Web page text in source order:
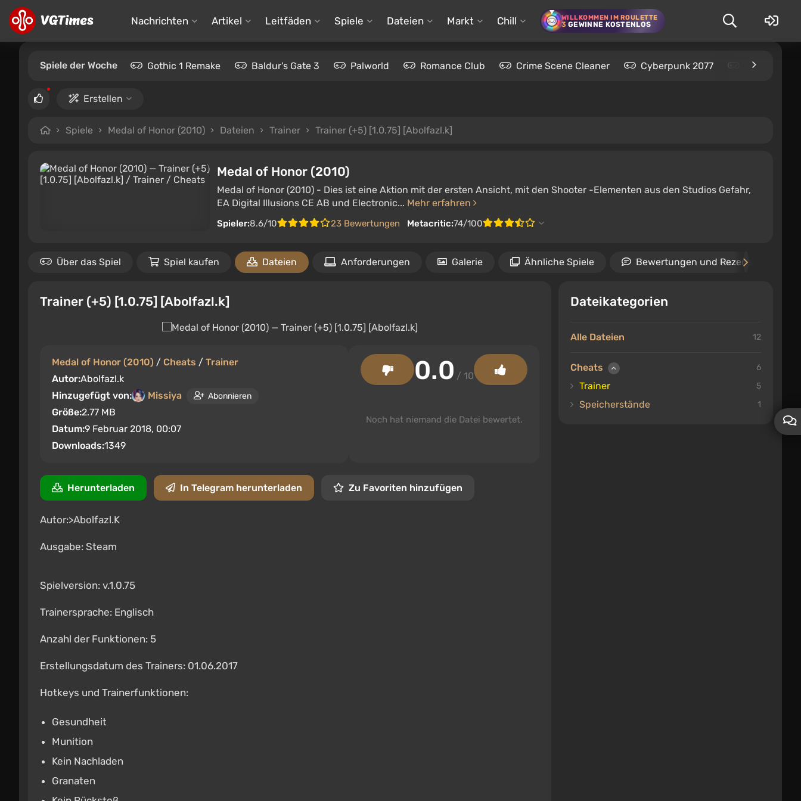
Nachrichten Artikel Leitfäden Spiele Dateien Markt Chill WILLKOMMEN IM ROULETTE
3 GEWINNE KOSTENLOS
Spiele der Woche Gothic 1 Remake Baldur's Gate 3 Palworld Romance Club Crime Scene Cleaner Cyberpunk 2077 Kingdom
Erstellen
Spiele Medal of Honor (2010) Dateien Trainer Trainer (+5) [1.0.75] [Abolfazl.k]
Medal of Honor (2010)
Medal of Honor (2010) - Dies ist eine Aktion mit der ersten Ansicht, mit den Shooter -Elementen aus den Studios Gefahr,
EA Digital Illusions CE AB und Electronic... Mehr erfahren
Spieler:8.6/10 23 Bewertungen Metacritic:74/100
Über das Spiel Spiel kaufen Dateien Anforderungen Galerie Ähnliche Spiele Bewertungen und Rezensionen
Dateikategorien
Alle Dateien 12
Cheats 6
Trainer 5
Speicherstände 1
Trainer (+5) [1.0.75] [Abolfazl.k]
Medal of Honor (2010) / Cheats / Trainer
Autor:Abolfazl.k
Hinzugefügt von:
Missiya Abonnieren
Größe:2.77 MB
Datum:9 Februar 2018, 00:07
Downloads:1349
0.0 / 10
Noch hat niemand die Datei bewertet.
Herunterladen In Telegram herunterladen Zu Favoriten hinzufügen
Autor:>Abolfazl.K
Ausgabe: Steam
Spielversion: v.1.0.75
Trainersprache: Englisch
Anzahl der Funktionen: 5
Erstellungsdatum des Trainers: 01.06.2017
Hotkeys und Trainerfunktionen:
Gesundheit
Munition
Kein Nachladen
Granaten